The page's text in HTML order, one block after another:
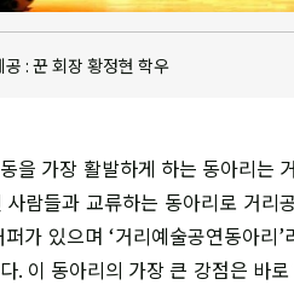
: 꾼 회장 황정현 학우
을 가장 활발하게 하는 동아리는
람들과 교류하는 동아리로 거
가 있으며 ‘거리예술공연동아리
. 이 동아리의 가장 큰 강점은 바